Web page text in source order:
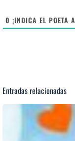
0 ¡INDICA EL POETA
Entradas relacionadas